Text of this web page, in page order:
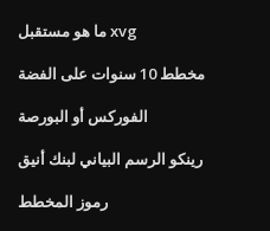
ما هو مستقبل xvg
مخطط 10 سنوات على الفضة
الفوركس أو البورصة
رينكو الرسم البياني لبنك أنيق
رموز المخطط